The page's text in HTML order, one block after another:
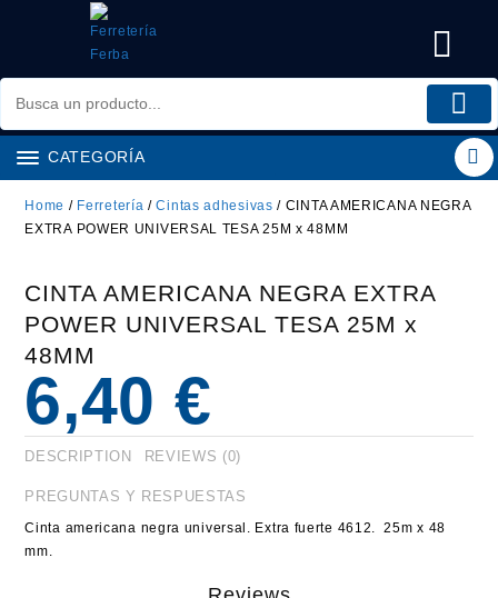
CATEGORÍA
Home / Ferretería /Cintas adhesivas / CINTA AMERICANA NEGRA
EXTRA POWER UNIVERSAL TESA 25M x 48MM
CINTA AMERICANA NEGRA EXTRA
POWER UNIVERSAL TESA 25M x
48MM
6,40 €
DESCRIPTION REVIEWS (0)
PREGUNTAS Y RESPUESTAS
Cinta americana negra universal. Extra fuerte 4612. 25m x 48
mm.